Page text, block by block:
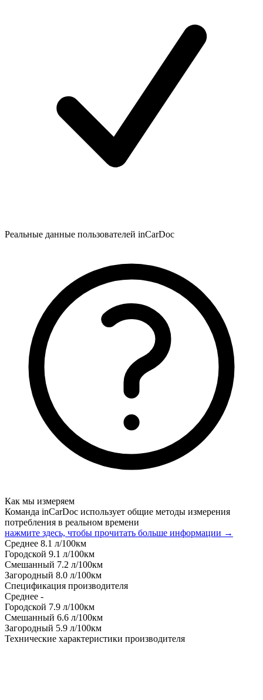
Реальные данные пользователей inCarDoc
Как мы измеряем
Команда inCarDoc использует общие методы измерения
потребления в реальном времени
нажмите здесь, чтобы прочитать больше информации →
Среднее 8.1 л/100км
Городской 9.1 л/100км
Смешанный 7.2 л/100км
Загородный 8.0 л/100км
Спецификация производителя
Среднее -
Городской 7.9 л/100км
Смешанный 6.6 л/100км
Загородный 5.9 л/100км
Технические характеристики производителя